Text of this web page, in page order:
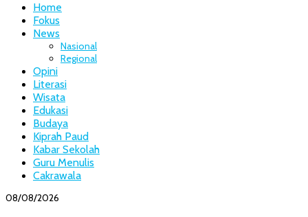
Home
Fokus
News
Nasional
Regional
Opini
Literasi
Wisata
Edukasi
Budaya
Kiprah Paud
Kabar Sekolah
Guru Menulis
Cakrawala
08/08/2026